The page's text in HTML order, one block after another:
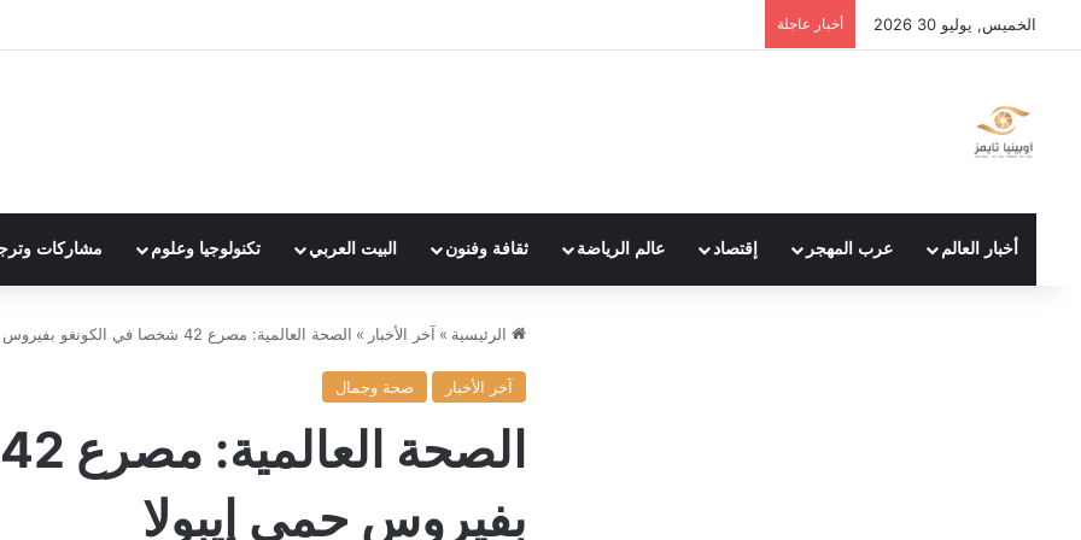
الخميس, يوليو 30 2026 أخبار عاجلة
أخبار العالم عرب المهجر إقتصاد عالم الرياضة ثقافة وفنون البيت العربي تكنولوجيا وعلوم مشاركات
الرئيسية » آخر الأخبار » الصحة العالمية: مصرع 42 شخصا في الكونغو بفيروس حمى إيبولا
آخر الأخبار صحة وجمال
بفيروس حمى إيبولا